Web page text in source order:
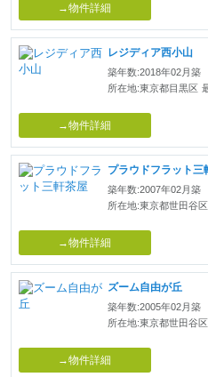
→物件詳細
レジディア西小山
築年数:2018年02月築
所在地:東京都目黒区
→物件詳細
プラウドフラット三
築年数:2007年02月築
所在地:東京都世田谷区
→物件詳細
ズーム自由が丘
築年数:2005年02月築
所在地:東京都世田谷区
→物件詳細